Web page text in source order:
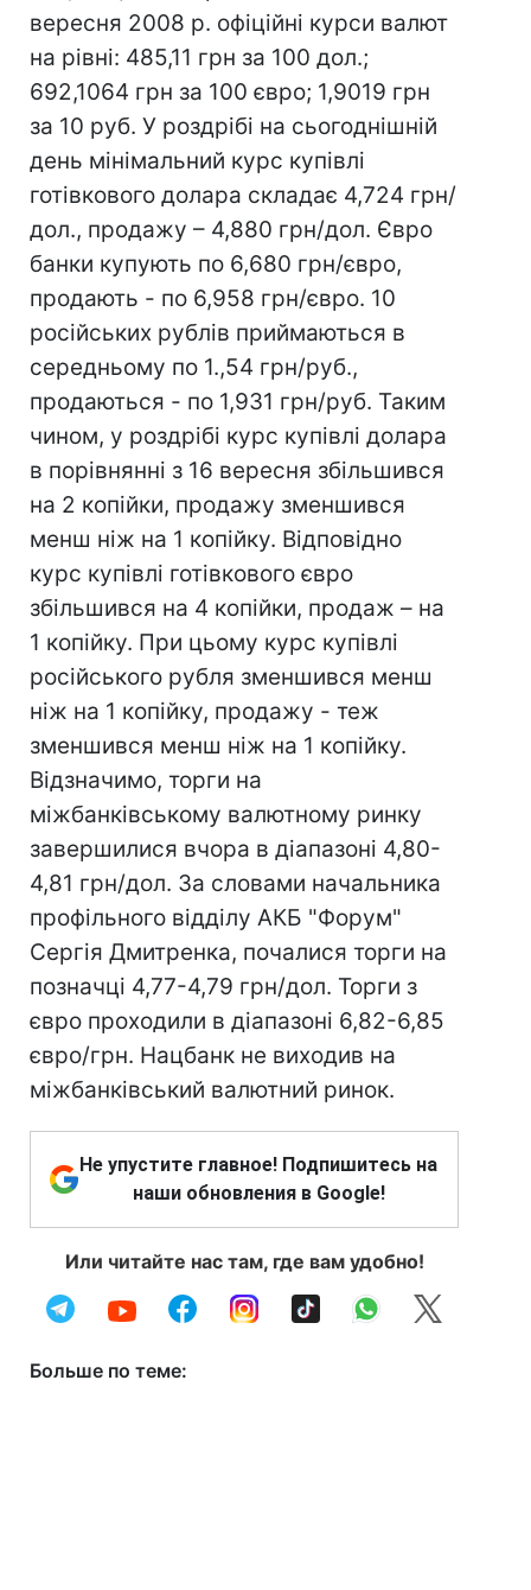
вересня 2008 р. офіційні курси валют
на рівні: 485,11 грн за 100 дол.;
692,1064 грн за 100 євро; 1,9019 грн
за 10 руб. У роздрібі на сьогоднішній
день мінімальний курс купівлі
готівкового долара складає 4,724 грн/
дол., продажу – 4,880 грн/дол. Євро
банки купують по 6,680 грн/євро,
продають - по 6,958 грн/євро. 10
російських рублів приймаються в
середньому по 1.,54 грн/руб.,
продаються - по 1,931 грн/руб. Таким
чином, у роздрібі курс купівлі долара
в порівнянні з 16 вересня збільшився
на 2 копійки, продажу зменшився
менш ніж на 1 копійку. Відповідно
курс купівлі готівкового євро
збільшився на 4 копійки, продаж – на
1 копійку. При цьому курс купівлі
російського рубля зменшився менш
ніж на 1 копійку, продажу - теж
зменшився менш ніж на 1 копійку.
Відзначимо, торги на
міжбанківському валютному ринку
завершилися вчора в діапазоні 4,80-
4,81 грн/дол. За словами начальника
профільного відділу АКБ "Форум"
Сергія Дмитренка, почалися торги на
позначці 4,77-4,79 грн/дол. Торги з
євро проходили в діапазоні 6,82-6,85
євро/грн. Нацбанк не виходив на
міжбанківський валютний ринок.
Не упустите главное! Подпишитесь на
наши обновления в Google!
Или читайте нас там, где вам удобно!
Больше по теме: